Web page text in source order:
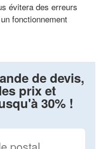
évitera des erreurs
fonctionnement
de devis,
prix et
30% !